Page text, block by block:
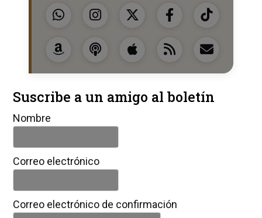
Suscribe a un amigo al boletín
Nombre
Correo electrónico
Correo electrónico de confirmación